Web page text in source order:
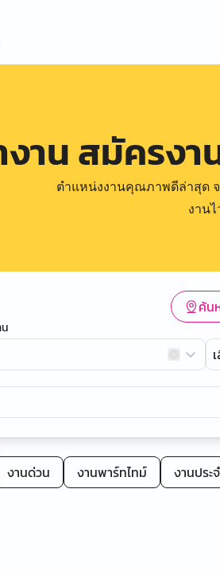
าน สมัครงา
ตำแหน่งงานคุณภาพดีล่าสุด
งาน
ค้น
งานด่วน งานพาร์ทไทม์ งานประ